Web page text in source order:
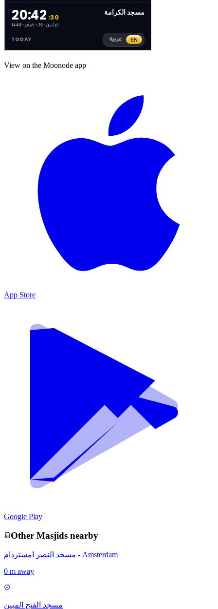
View on the Moonode app
App Store
Google Play
Other Masjids nearby
مسجد النصر امستردام - Amsterdam
0 m away
مسجد الفتح المبين